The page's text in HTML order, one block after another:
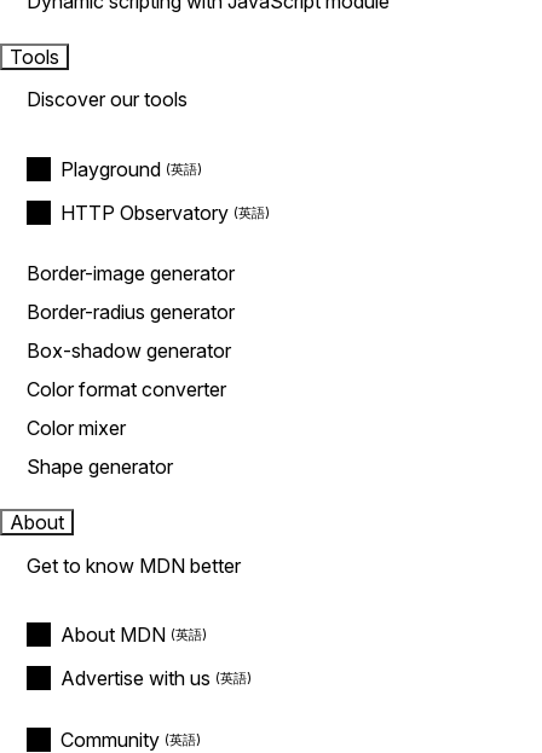
Tools
Discover our tools
Playground
HTTP Observatory
Border-image generator
Border-radius generator
Box-shadow generator
Color format converter
Color mixer
Shape generator
About
Get to know MDN better
About MDN
Advertise with us
Community